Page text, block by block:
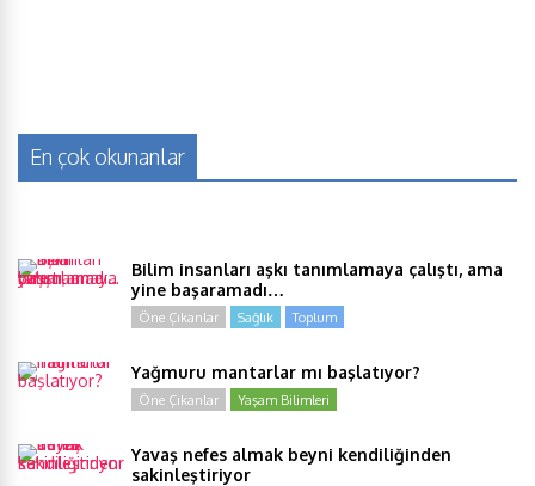
En çok okunanlar
Bilim insanları aşkı tanımlamaya çalıştı, ama
yine başaramadı…
Öne Çıkanlar Sağlık Toplum
Yağmuru mantarlar mı başlatıyor?
Öne Çıkanlar Yaşam Bilimleri
Yavaş nefes almak beyni kendiliğinden
sakinleştiriyor